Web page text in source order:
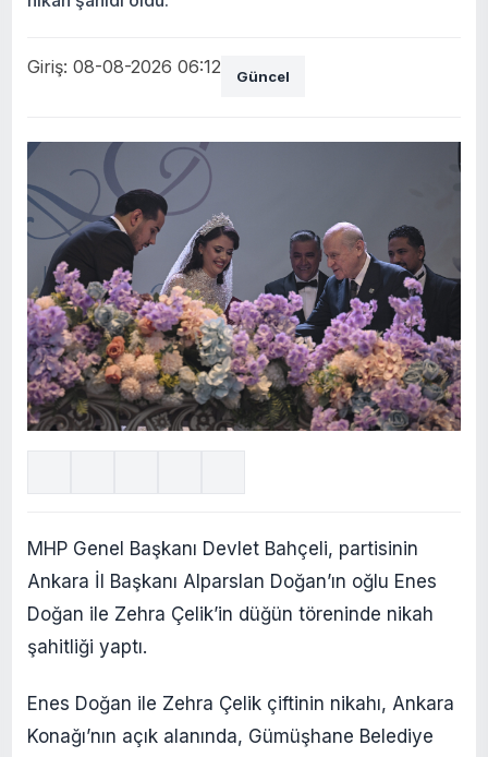
Giriş: 08-08-2026 06:12 Güncel
MHP Genel Başkanı Devlet Bahçeli, partisinin
Ankara İl Başkanı Alparslan Doğan’ın oğlu Enes
Doğan ile Zehra Çelik’in düğün töreninde nikah
şahitliği yaptı.
Enes Doğan ile Zehra Çelik çiftinin nikahı, Ankara
Konağı’nın açık alanında, Gümüşhane Belediye